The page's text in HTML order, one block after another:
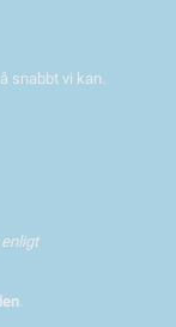
snabbt vi kan.
.